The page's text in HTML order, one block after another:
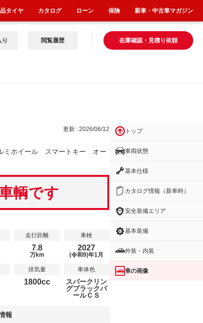
在庫確認・見積り依頼
り 閲覧履歴
更新 : 2026/06/12
ホイール スマートキー オー
輌です
走行距離
7.8
万km
車検
2027
(令和9)年1月
排気量
1800cc
車体色
スパークリン
グブラックパ
ールＣＳ
報
トップ
車両状態
基本仕様
カタログ情報（新車時）
安全装備エリア
基本装備
外装・内装
車の画像
タイヤ カタログ ローン 保険 新車・中古車マガジン